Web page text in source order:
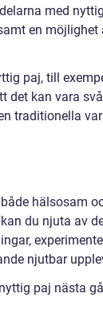
med
en
paj, till
det kan vara
traditionella
hälsosam
du njuta av
njutbar
paj nästa